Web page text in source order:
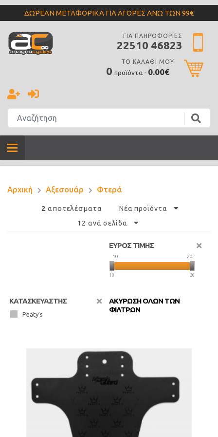
ΔΩΡΕΑΝ ΜΕΤΑΦΟΡΙΚΑ ΓΙΑ ΑΓΟΡΕΣ ΑΝΩ ΤΩΝ 99€
ΓΙΑ ΠΛΗΡΟΦΟΡΙΕΣ
22510 46823
ΤΟ ΚΑΛΑΘΙ ΜΟΥ
0 προϊόντα - 0.00€
Αρχική Αξεσουάρ Φτερά
2 αποτελέσματα
Νέα προϊόντα
12 ανά σελίδα
ΕΥΡΟΣ ΤΙΜΗΣ
10 20
10 20
ΚΑΤΑΣΚΕΥΑΣΤΗΣ
Peaty's
ΑΚΥΡΩΣΗ ΟΛΩΝ ΤΩΝ
ΦΙΛΤΡΩΝ